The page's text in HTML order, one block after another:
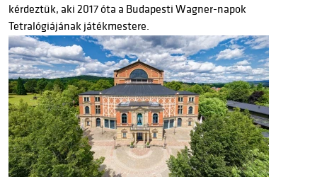
kérdeztük, aki 2017 óta a Budapesti Wagner-napok
Tetralógiájának játékmestere.